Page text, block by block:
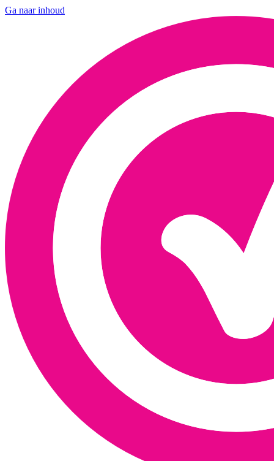
Ga naar inhoud